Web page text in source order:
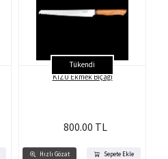
Tükendi
Hızlı Gözat Sepete Ekle
KİZU Ekmek Bıçağı
800.00 TL